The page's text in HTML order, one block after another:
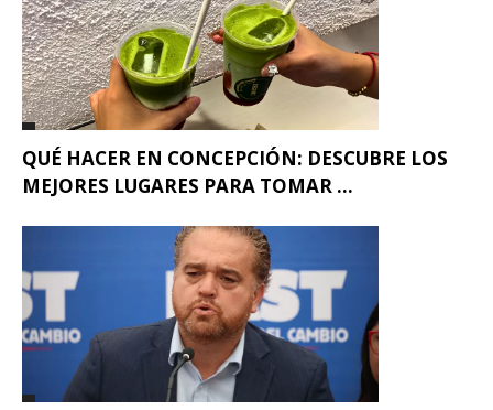
QUÉ HACER EN CONCEPCIÓN: DESCUBRE LOS
MEJORES LUGARES PARA TOMAR ...